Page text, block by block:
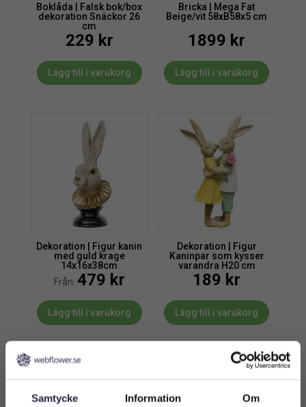
Samtycke Information Om
Boklåda | Falsk bok/box
dekoration Snäckor 26
cm
229 kr
Lägg till i varukorg
Bricka | Mega Fat
Beige/vit 58xB58x5 cm
1899 kr
Lägg till i varukorg
Dekoration | Figur kanin
med guld krage
14x16x38cm
Från: 479 kr
Lägg till i varukorg
Dekoration | Figur
Kaninpar som kysser
varandra H20 cm
189 kr
Lägg till i varukorg